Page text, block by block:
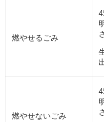
燃やせるごみ
燃やせないごみ